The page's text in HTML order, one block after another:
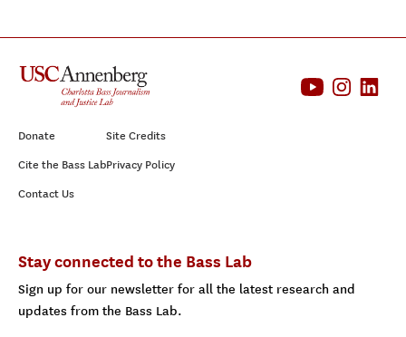
Donate
Cite the Bass Lab
Contact Us
Site Credits
Privacy Policy
Stay connected to the Bass Lab
Sign up for our newsletter for all the latest research and
updates from the Bass Lab.